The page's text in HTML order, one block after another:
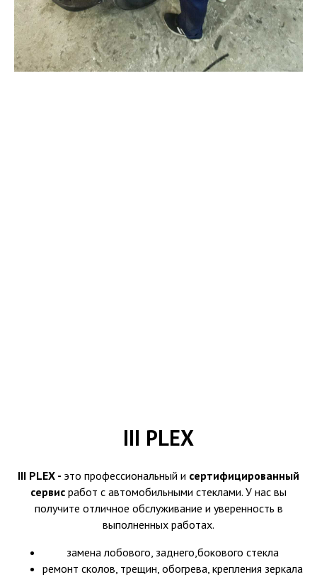
III PLEX
III PLEX - это профессиональный и сертифицированный
сервис работ с автомобильными стеклами. У нас вы
получите отличное обслуживание и уверенность в
выполненных работах.
замена лобового, заднего,бокового стекла
ремонт сколов, трещин, обогрева, крепления зеркала